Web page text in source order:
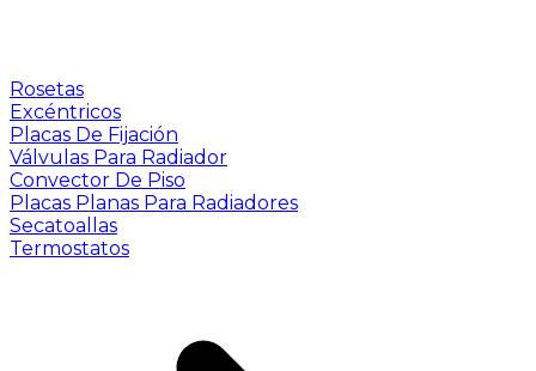
Rosetas
Excéntricos
Placas De Fijación
Válvulas Para Radiador
Convector De Piso
Placas Planas Para Radiadores
Secatoallas
Termostatos